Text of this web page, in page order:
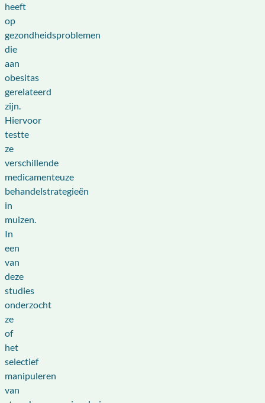
heeft
op
gezondheidsproblemen
die
aan
obesitas
gerelateerd
zijn.
Hiervoor
testte
ze
verschillende
medicamenteuze
behandelstrategieën
in
muizen.
In
een
van
deze
studies
onderzocht
ze
of
het
selectief
manipuleren
van